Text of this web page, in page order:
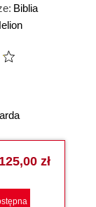
Biblia
125,00 zł